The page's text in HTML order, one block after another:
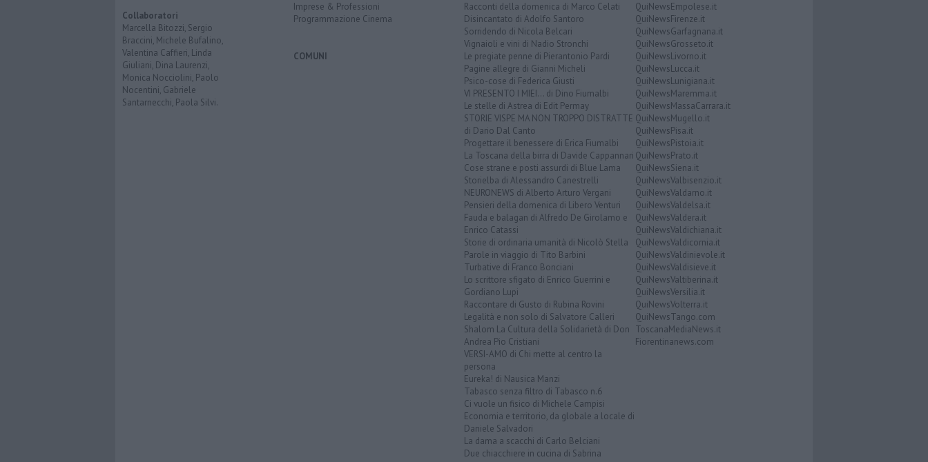
Collaboratori
Marcella Bitozzi, Sergio
Braccini, Michele Bufalino,
Valentina Caffieri, Linda
Giuliani, Dina Laurenzi,
Monica Nocciolini, Paolo
Nocentini, Gabriele
Santarnecchi, Paola Silvi.
Imprese & Professioni
Programmazione Cinema
COMUNI
Racconti della domenica di Marco Celati
Disincantato di Adolfo Santoro
Sorridendo di Nicola Belcari
Vignaioli e vini di Nadio Stronchi
Le pregiate penne di Pierantonio Pardi
Pagine allegre di Gianni Micheli
Psico-cose di Federica Giusti
VI PRESENTO I MIEI... di Dino Fiumalbi
Le stelle di Astrea di Edit Permay
STORIE VISPE MA NON TROPPO DISTRATTE
di Dario Dal Canto
Progettare il benessere di Erica Fiumalbi
La Toscana della birra di Davide Cappannari
Cose strane e posti assurdi di Blue Lama
Storielba di Alessandro Canestrelli
NEURONEWS di Alberto Arturo Vergani
Pensieri della domenica di Libero Venturi
Fauda e balagan di Alfredo De Girolamo e
Enrico Catassi
Storie di ordinaria umanità di Nicolò Stella
Parole in viaggio di Tito Barbini
Turbative di Franco Bonciani
Lo scrittore sfigato di Enrico Guerrini e
Gordiano Lupi
Raccontare di Gusto di Rubina Rovini
Legalità e non solo di Salvatore Calleri
Shalom La Cultura della Solidarietà di Don
Andrea Pio Cristiani
VERSI-AMO di Chi mette al centro la
persona
Eureka! di Nausica Manzi
Tabasco senza filtro di Tabasco n.6
Ci vuole un fisico di Michele Campisi
Economia e territorio, da globale a locale di
Daniele Salvadori
La dama a scacchi di Carlo Belciani
Due chiacchiere in cucina di Sabrina
QuiNewsEmpolese.it
QuiNewsFirenze.it
QuiNewsGarfagnana.it
QuiNewsGrosseto.it
QuiNewsLivorno.it
QuiNewsLucca.it
QuiNewsLunigiana.it
QuiNewsMaremma.it
QuiNewsMassaCarrara.it
QuiNewsMugello.it
QuiNewsPisa.it
QuiNewsPistoia.it
QuiNewsPrato.it
QuiNewsSiena.it
QuiNewsValbisenzio.it
QuiNewsValdarno.it
QuiNewsValdelsa.it
QuiNewsValdera.it
QuiNewsValdichiana.it
QuiNewsValdicornia.it
QuiNewsValdinievole.it
QuiNewsValdisieve.it
QuiNewsValtiberina.it
QuiNewsVersilia.it
QuiNewsVolterra.it
QuiNewsTango.com
ToscanaMediaNews.it
Fiorentinanews.com